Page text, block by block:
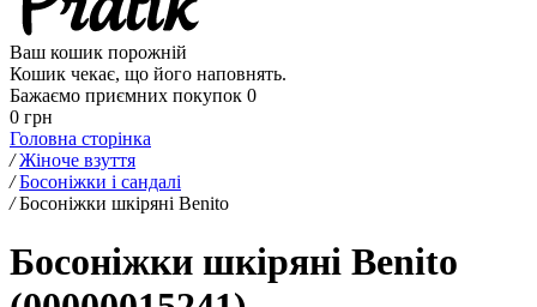
Ваш кошик порожній
Кошик чекає, що його наповнять.
Бажаємо приємних покупок 0
0 грн
Головна сторінка
/ Жіноче взуття
/ Босоніжки і сандалі
/ Босоніжки шкіряні Benito
Босоніжки шкіряні Benito